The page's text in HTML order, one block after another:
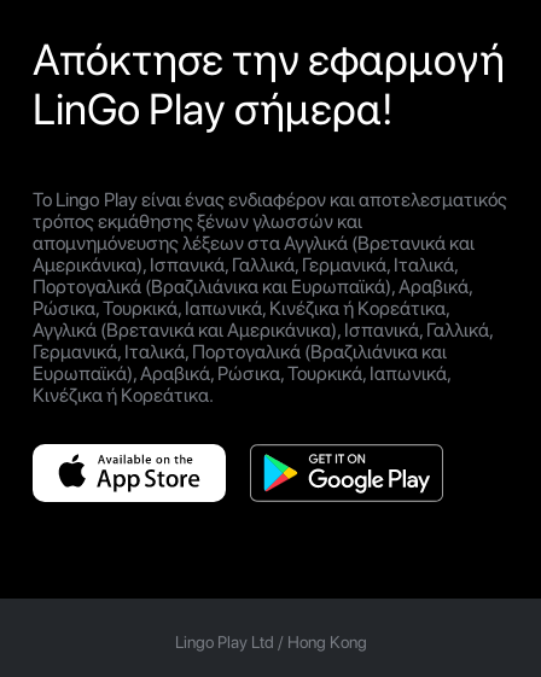
Απόκτησε την εφαρμογή
LinGo Play σήμερα!
Το Lingo Play είναι ένας ενδιαφέρον και αποτελεσματικός
τρόπος εκμάθησης ξένων γλωσσών και
απομνημόνευσης λέξεων στα Αγγλικά (Βρετανικά και
Αμερικάνικα), Ισπανικά, Γαλλικά, Γερμανικά, Ιταλικά,
Πορτογαλικά (Βραζιλιάνικα και Ευρωπαϊκά), Αραβικά,
Ρώσικα, Τουρκικά, Ιαπωνικά, Κινέζικα ή Κορεάτικα,
Αγγλικά (Βρετανικά και Αμερικάνικα), Ισπανικά, Γαλλικά,
Γερμανικά, Ιταλικά, Πορτογαλικά (Βραζιλιάνικα και
Ευρωπαϊκά), Αραβικά, Ρώσικα, Τουρκικά, Ιαπωνικά,
Κινέζικα ή Κορεάτικα.
Lingo Play Ltd / Hong Kong